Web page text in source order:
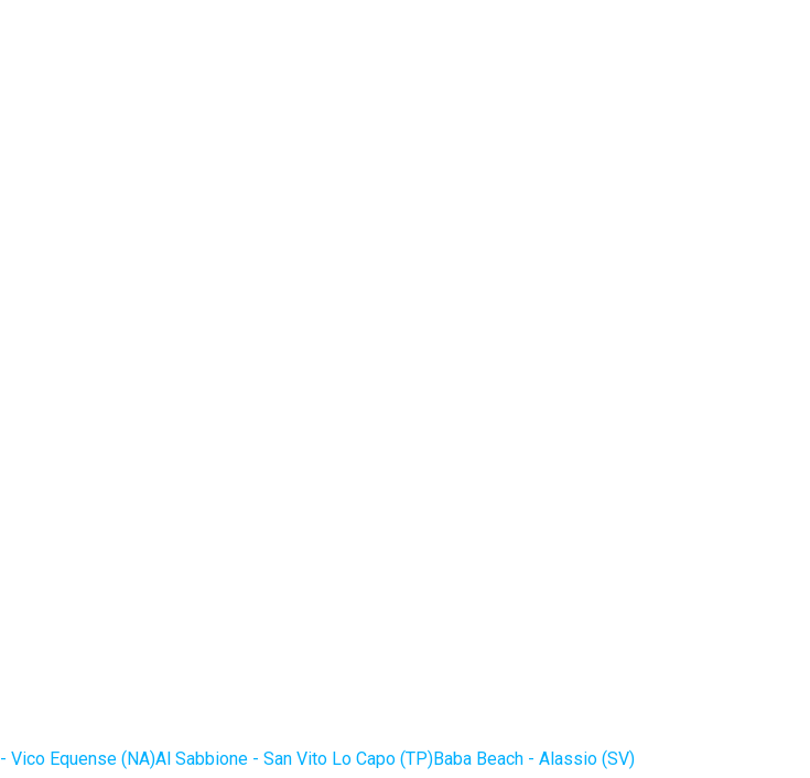
Vico Equense (NA)Al Sabbione - San Vito Lo Capo (TP)Baba Beach - Alassio (SV)